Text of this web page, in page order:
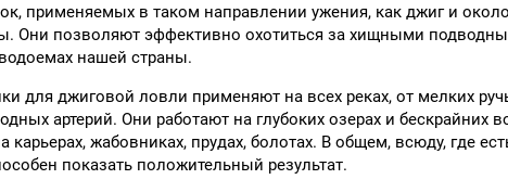
применяемых в таком направлении ужения, как джиг и
Они позволяют эффективно охотиться за хищными
нашей страны.
для джиговой ловли применяют на всех реках, от мелких
артерий. Они работают на глубоких озерах и бескрайних
карьерах, жабовниках, прудах, болотах. В общем, всюду, где
показать положительный результат.